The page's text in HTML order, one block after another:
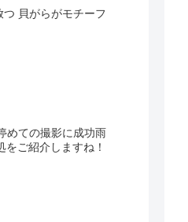
貝がらがモチーフ
めての撮影に成功雨
ご紹介しますね！